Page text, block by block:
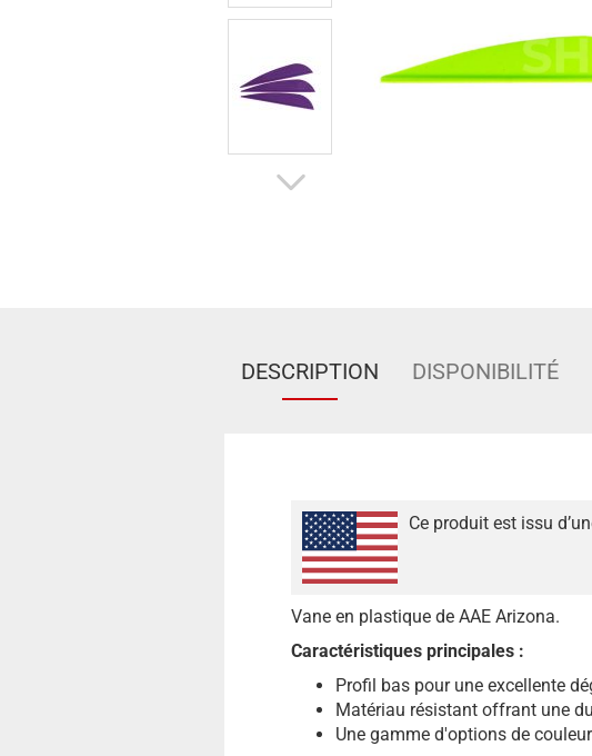
DESCRIPTION DISPONIBILITÉ
Ce produit est issu
Vane en plastique de AAE Arizona.
Caractéristiques principales :
Profil bas pour une excellente
Matériau résistant offrant une
Une gamme d'options de